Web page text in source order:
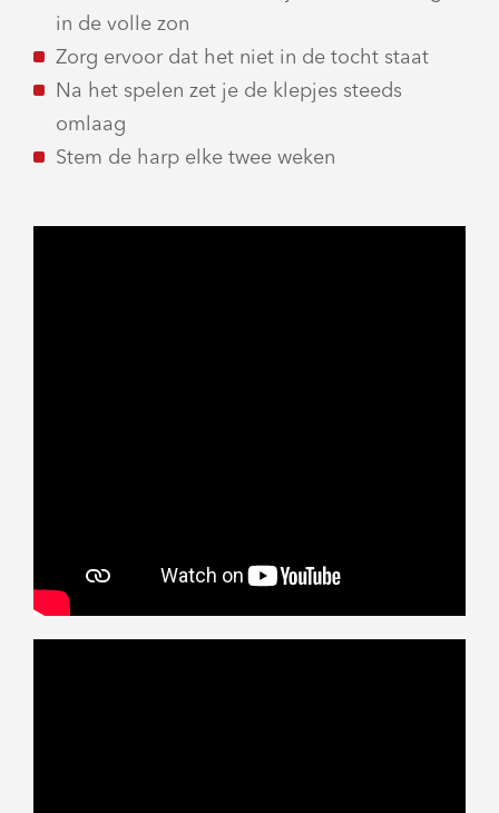
in de volle zon
Zorg ervoor dat het niet in de tocht staat
Na het spelen zet je de klepjes steeds
omlaag
Stem de harp elke twee weken